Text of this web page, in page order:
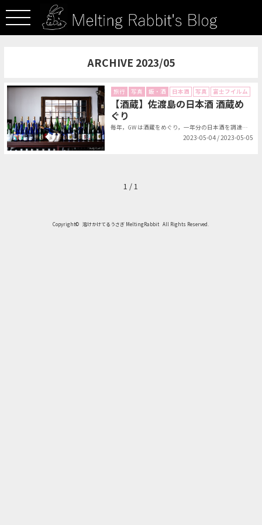
ARCHIVE 2023/05
旅行 写真 飯・酒 日本酒 写真 富士フイルム
【酒蔵】佐渡島の日本酒 酒蔵め
ぐり
毎年，GW は酒蔵をめぐり，一年分の日本酒を調達することになっています．今年...
2023-05-04 / 2023-05-05
1 / 1
Copyright©溶けかけてるうさぎ MeltingRabbit All Rights Reserved.